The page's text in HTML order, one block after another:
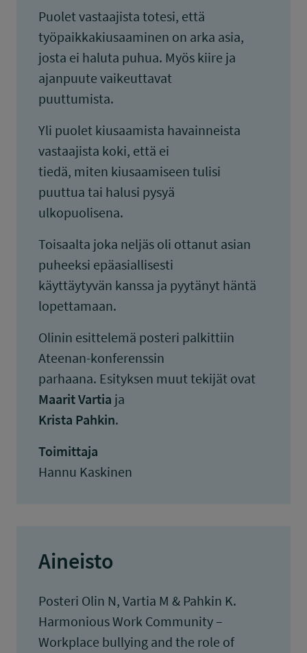
Puolet vastaajista totesi, että
työpaikkakiusaaminen on arka asia,
josta ei haluta puhua. Myös kiire ja
ajanpuute vaikeuttavat
puuttumista.
Yli puolet kiusaamista havainneista
vastaajista koki, että ei
tiedä, miten kiusaamiseen tulisi
puuttua tai halusi pysyä
ulkopuolisena.
Toisaalta joka neljäs oli ottanut asian
puheeksi epäasiallisesti
käyttäytyvän kanssa ja pyytänyt häntä
lopettamaan.
Olinin esittelemä posteri palkittiin
Ateenan-konferenssin
parhaana. Esityksen muut tekijät ovat
Maarit Vartia ja
Krista Pahkin.
Toimittaja
Hannu Kaskinen
Aineisto
Posteri Olin N, Vartia M & Pahkin K.
Harmonious Work Community –
Workplace bullying and the role of